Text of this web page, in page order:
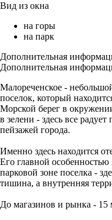
Вид из окна
на горы
на парк
Дополнительная
Дополнительная
Малореченское -
поселок, который
Морской берег в
в зелени - здесь все
пейзажей города.
Именно здесь находится
Его главной особенностью
парковой зоне поселка -
тишина, а внутренняя
До магазинов и рынка - 15